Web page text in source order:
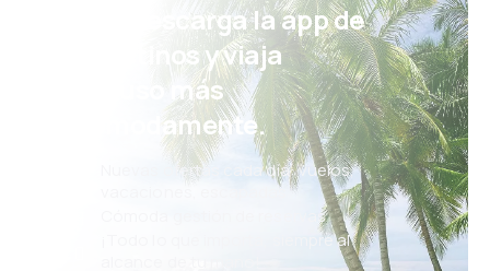
¡Eh! Descarga la app de
eDestinos y viaja
incluso más
cómodamente.
Nuevas ofertas cada día: vuelos,
vacaciones, escapadas
Cómoda gestión de reservas
¡Todo lo que importa, siempre al